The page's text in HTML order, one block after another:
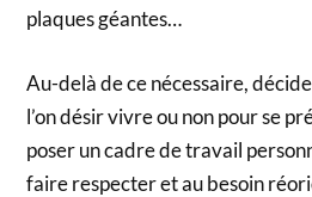
plaques géantes…
Au-delà de ce nécessaire,
l’on désir vivre ou non pour se
poser un cadre de travail
faire respecter et au besoin